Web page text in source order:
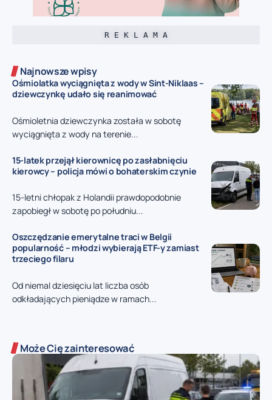
R E K L A M A
Najnowsze wpisy
Ośmiolatka wyciągnięta z wody w Sint-Niklaas –
dziewczynkę udało się reanimować
Ośmioletnia dziewczynka została w sobotę
wyciągnięta z wody na terenie...
15-latek przejął kierownicę po zasłabnięciu
kierowcy – policja mówi o bohaterskim czynie
15-letni chłopak z Holandii prawdopodobnie
zapobiegł w sobotę po południu...
Oszczędzanie emerytalne traci w Belgii
popularność – młodzi wybierają ETF-y zamiast
trzeciego filaru
Od niemal dziesięciu lat liczba osób
odkładających pieniądze w ramach...
Może Cię zainteresować